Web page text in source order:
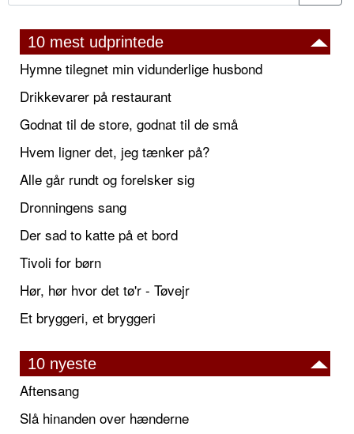
10 mest udprintede
Hymne tilegnet min vidunderlige husbond
Drikkevarer på restaurant
Godnat til de store, godnat til de små
Hvem ligner det, jeg tænker på?
Alle går rundt og forelsker sig
Dronningens sang
Der sad to katte på et bord
Tivoli for børn
Hør, hør hvor det tø'r - Tøvejr
Et bryggeri, et bryggeri
10 nyeste
Aftensang
Slå hinanden over hænderne